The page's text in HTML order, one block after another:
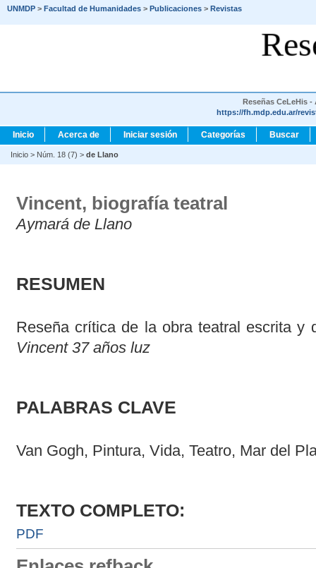
UNMDP > Facultad de Humanidades > Publicaciones > Revistas
Reseñas CeLeHis
https://fh.mdp.edu.ar/
Inicio Acerca de Iniciar sesión Categorías Buscar
Inicio > Núm. 18 (7) > de Llano
Vincent, biografía teatral
Aymará de Llano
RESUMEN
Reseña crítica de la obra teatral escrita y
Vincent 37 años luz
PALABRAS CLAVE
Van Gogh, Pintura, Vida, Teatro, Mar del
TEXTO COMPLETO:
PDF